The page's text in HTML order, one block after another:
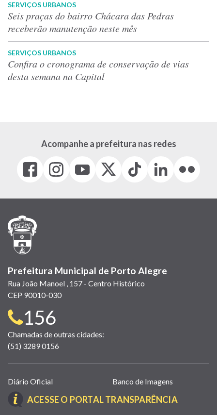
SERVIÇOS URBANOS
Seis praças do bairro Chácara das Pedras
receberão manutenção neste mês
SERVIÇOS URBANOS
Confira o cronograma de conservação de vias
desta semana na Capital
Acompanhe a prefeitura nas redes
Facebook
(link
em
janela)
Instagram
(link
em
(link
em
(Antigo
(link
Tiktok
(link
em
LinkedIn
(link
em
(link
em
Prefeitura Municipal de Porto Alegre
Rua João Manoel , 157 - Centro Histórico
CEP 90010-030
Telefone
para
contato:
156
Chamadas de outras cidades:
(51) 3289 0156
Links
úteis
(abrem
Diário Oficial Banco de Imagens
ACESSE O PORTAL TRANSPARÊNCIA(LINK